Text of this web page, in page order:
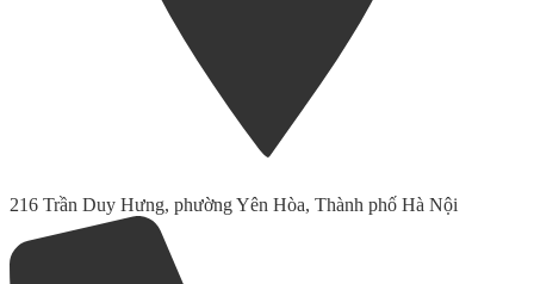
216 Trần Duy Hưng, phường Yên Hòa, Thành phố Hà Nội